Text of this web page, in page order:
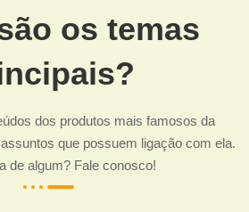
os temas
dos produtos mais famosos da
que possuem ligação com ela.
de algum? Fale conosco!